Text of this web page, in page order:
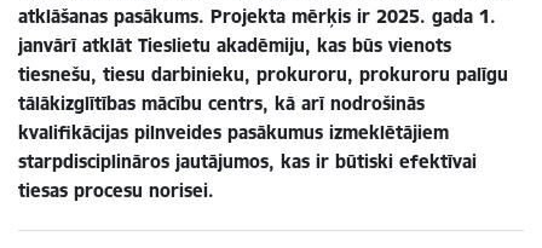
atklāšanas pasākums. Projekta mērķis ir 2025. gada 1.
janvārī atklāt Tieslietu akadēmiju, kas būs vienots
tiesnešu, tiesu darbinieku, prokuroru, prokuroru palīgu
tālākizglītības mācību centrs, kā arī nodrošinās
kvalifikācijas pilnveides pasākumus izmeklētājiem
starpdisciplināros jautājumos, kas ir būtiski efektīvai
tiesas procesu norisei.